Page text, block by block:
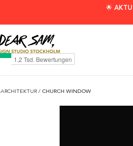
🌟
ARCHITEKTUR / CHURCH WINDOW